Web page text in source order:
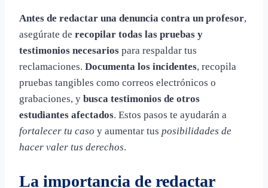
Antes de redactar una denuncia contra un profesor,
asegúrate de recopilar todas las pruebas y
testimonios necesarios para respaldar tus
reclamaciones. Documenta los incidentes, recopila
pruebas tangibles como correos electrónicos o
grabaciones, y busca testimonios de otros
estudiantes afectados. Estos pasos te ayudarán a
fortalecer tu caso y aumentar tus posibilidades de
hacer valer tus derechos.
La importancia de redactar